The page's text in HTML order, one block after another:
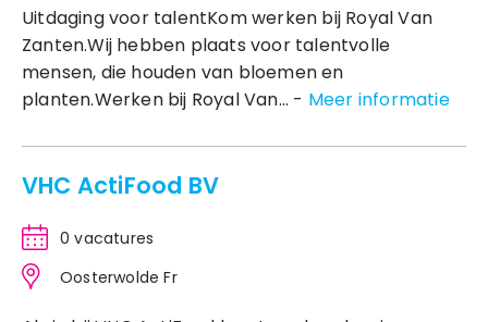
Uitdaging voor talentKom werken bij Royal Van
Zanten.Wij hebben plaats voor talentvolle
mensen, die houden van bloemen en
planten.Werken bij Royal Van... - Meer informatie
VHC ActiFood BV
0 vacatures
Oosterwolde Fr